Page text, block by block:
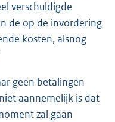
verschuldigde
de op de invordering
kosten, alsnog
geen betalingen
aannemelijk is dat
zal gaan